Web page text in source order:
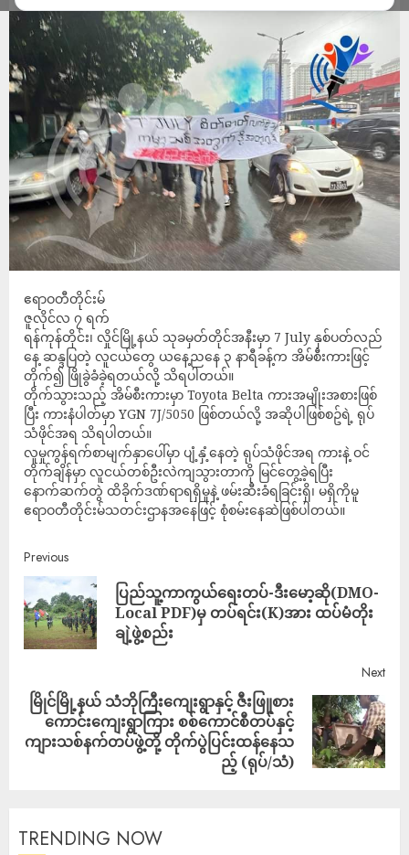
ဧရာဝတီတိုင်းမ်
ဇူလိုင်လ ၇ ရက်
ရန်ကုန်တိုင်း၊ လှိုင်မြို့နယ် သုခမှတ်တိုင်အနီးမှာ 7 July နှစ်ပတ်လည်
နေ့ ဆန္ဒပြတဲ့ လူငယ်တွေ ယနေ့ညနေ ၃ နာရီခန့်က အိမ်စီးကားဖြင့်
တိုက်၍ ဖြိုခွဲခံခဲ့ရတယ်လို့ သိရပါတယ်။
တိုက်သွားသည့် အိမ်စီးကားမှာ Toyota Belta ကားအမျိုးအစားဖြစ်
ပြီး ကားနံပါတ်မှာ YGN 7J/5050 ဖြစ်တယ်လို့ အဆိုပါဖြစ်စဥ်ရဲ့ ရုပ်
သံဖိုင်အရ သိရပါတယ်။
လူမှုကွန်ရက်စာမျက်နှာပေါ်မှာ ပျံ့နှံ့နေတဲ့ ရုပ်သံဖိုင်အရ ကားနဲ့ ဝင်
တိုက်ချိန်မှာ လူငယ်တစ်ဦးလဲကျသွားတာကို မြင်တွေ့ခဲ့ရပြီး
နောက်ဆက်တွဲ ထိခိုက်ဒဏ်ရာရရှိမှုနဲ့ ဖမ်းဆီးခံရခြင်းရှိ၊ မရှိကိုမူ
ဧရာဝတီတိုင်းမ်သတင်းဌာနအနေဖြင့် စုံစမ်းနေဆဲဖြစ်ပါတယ်။
Previous
ပြည်သူ့ကာကွယ်​ရေးတပ်-ဒီး​​မော့ဆို(DMO-
Local PDF)မှ တပ်ရင်း(K)အား ထပ်မံတိုး
ချဲ့ဖွဲ့စည်း
Next
မြိုင်မြို့နယ် သံဘိုကြီးကျေးရွာနှင့် ဇီးဖြူစား
ကောင်းကျေးရွာကြား စစ်ကောင်စီတပ်နှင့်
ကျားသစ်နက်တပ်ဖွဲ့တို့ တိုက်ပွဲပြင်းထန်နေသ
ည့် (ရုပ်/သံ)
TRENDING NOW